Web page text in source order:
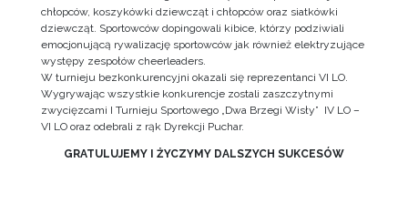
chłopców, koszykówki dziewcząt i chłopców oraz siatkówki
dziewcząt. Sportowców dopingowali kibice, którzy podziwiali
emocjonującą rywalizację sportowców jak również elektryzujące
występy zespołów cheerleaders.
W turnieju bezkonkurencyjni okazali się reprezentanci VI LO.
Wygrywając wszystkie konkurencje zostali zaszczytnymi
zwycięzcami I Turnieju Sportowego „Dwa Brzegi Wisły” IV LO –
VI LO oraz odebrali z rąk Dyrekcji Puchar.
GRATULUJEMY I ŻYCZYMY DALSZYCH SUKCESÓW